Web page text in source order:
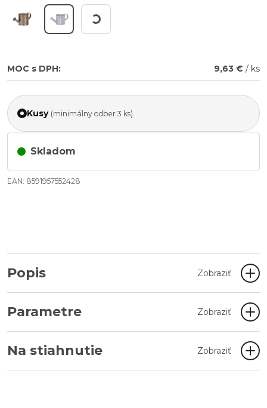
MOC s DPH: 9,63 € / ks
Kusy (minimálny odber 3 ks)
Skladom
EAN: 8591957552428
Popis Zobraziť
Parametre Zobraziť
Na stiahnutie Zobraziť